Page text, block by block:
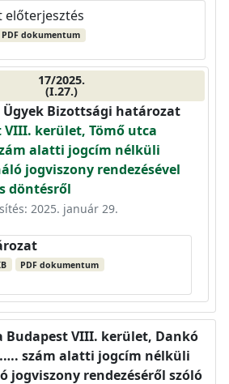
előterjesztés
PDF dokumentum
17/2025.
(I.27.)
Ügyek Bizottsági határozat
VIII. kerület, Tömő utca
alatti jogcím nélküli
jogviszony rendezésével
döntésről
2025. január 29.
PDF dokumentum
Budapest VIII. kerület, Dankó
szám alatti jogcím nélküli
jogviszony rendezéséről szóló